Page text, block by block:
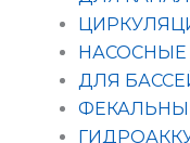
НАСОСНЫЕ
ДЛЯ